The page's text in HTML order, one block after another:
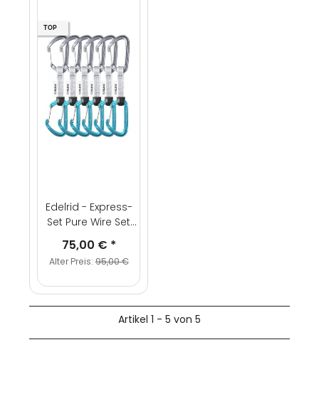
TOP
Edelrid - Express-
Set Pure Wire Set
Sixpack
75,00 € *
Alter Preis:95,00 €
Artikel 1 - 5 von 5